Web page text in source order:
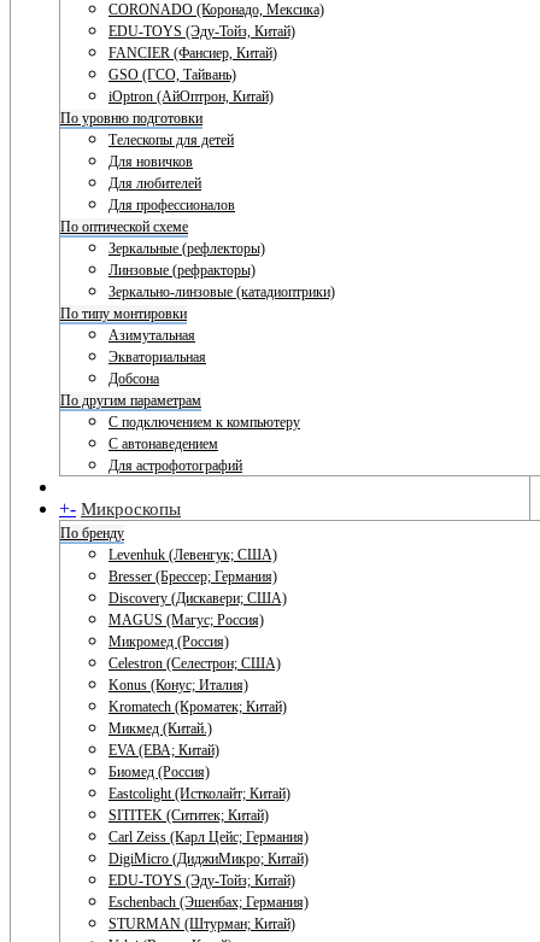
CORONADO (Коронадо, Мексика)
EDU-TOYS (Эду-Тойз, Китай)
FANCIER (Фансиер, Китай)
GSO (ГСО, Тайвань)
iOptron (АйОптрон, Китай)
По уровню подготовки
Телескопы для детей
Для новичков
Для любителей
Для профессионалов
По оптической схеме
Зеркальные (рефлекторы)
Линзовые (рефракторы)
Зеркально-линзовые (катадиоптрики)
По типу монтировки
Азимутальная
Экваториальная
Добсона
По другим параметрам
С подключением к компьютеру
С автонаведением
Для астрофотографий
+- Микроскопы
По бренду
Levenhuk (Левенгук; США)
Bresser (Брессер; Германия)
Discovery (Дискавери; США)
MAGUS (Магус; Россия)
Микромед (Россия)
Celestron (Селестрон; США)
Konus (Конус; Италия)
Kromatech (Кроматек; Китай)
Микмед (Китай.)
EVA (ЕВА; Китай)
Биомед (Россия)
Eastcolight (Истколайт; Китай)
SITITEK (Сититек; Китай)
Carl Zeiss (Карл Цейс; Германия)
DigiMicro (ДиджиМикро; Китай)
EDU-TOYS (Эду-Тойз; Китай)
Eschenbach (Эшенбах; Германия)
STURMAN (Штурман; Китай)